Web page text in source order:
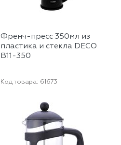
Френч-пресс 350мл из
пластика и стекла DECO
B11-350
Код товара: 61673